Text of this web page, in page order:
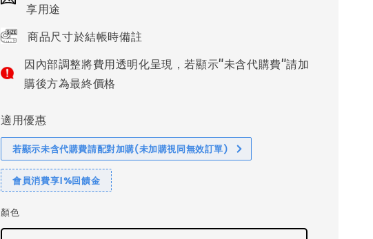
享用途
商品尺寸於結帳時備註
因內部調整將費用透明化呈現，若顯示"未含代購費"請加
購後方為最終價格
適用優惠
若顯示未含代購費請配對加購(未加購視同無效訂單)
會員消費享1%回饋金
顏色